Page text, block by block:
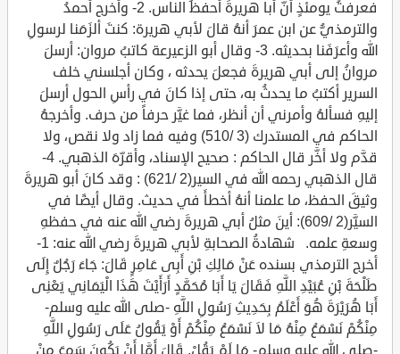
فعرفتُ يومئذٍ أنّ أبا هريرةَ أحفظُ الناس. 2- وأخرج أحمدُ
والترمذيُّ عن ابن عمرَ أنهُ قالَ لأبي هريرة: كنتَ ألزَمَنا لرسولِ
الله وأعرَفَنا بحديثه. 3- وقال أبو الزعيرعة كاتبُ مروان: أرسلَ
مروانُ إلى أبي هريرةَ فجعلَ يحدثه ، وكان أجلسني خلف
السرير أكتبُ ما يحدثُ به، حتى إذا كانَ في رأسِ الحول أرسلَ
إليهِ فسألهُ وأمرني أن أنظر، فما غيَّر حرفاً من حرف. وأخرجهُ
الحاكم في المستدرك (3 /510) وفيه فما زاد ولا نقص، ولا
قدَّم ولا أخَّر قال الحاكم : صحيح الإسناد، وأقرّهَ الذهبي. 4-
قال الذهبي رحمه الله في السير(2 /621) : وقد كانَ أبو هريرةَ
وثيقَ الحفظ، ما علمنا أنهُ أخطأَ في حديث. وقال أيضًا في
السيَّر(2 /609): أينَ مثلُ أبي هريرةَ رضي الله عنه في حفظهِ
وسعةِ علمه. شهادةُ الصحابةِ لأبي هريرةَ رضي الله عنه: 1-
أخرج الترمذي بسنده عَنْ مَالِكِ بْنِ أَبِى عَامِرٍ قَالَ: جَاءَ رَجُلٌ إِلَى
طَلْحَةَ بْنِ عُبَيْدِ اللَّهِ فَقَالَ يَا أَبَا مُحَمَّدٍ أَرَأَيْتَ هَذَا الْيَمَانِي يَعْنِى
أَبَا هُرَيْرَةَ هُوَ أَعْلَمُ بِحَدِيثِ رَسُولِ اللَّهِ -صلى الله عليه وسلم-
مِنْكُمْ نَسْمَعُ مِنْهُ مَا لاَ نَسْمَعُ مِنْكُمْ أَوْ يَقُولُ عَلَى رَسُولِ اللَّهِ